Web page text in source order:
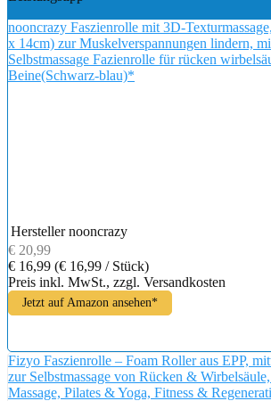
nooncrazy Faszienrolle mit 3D-
x 14cm) zur Muskelverspannungen lindern,
Selbstmassage Fazienrolle für rücken
Beine(Schwarz-blau)*
Hersteller nooncrazy
€ 20,99
€ 16,99 (€ 16,99 / Stück)
Preis inkl. MwSt., zzgl. Versandkosten
Jetzt auf Amazon ansehen*
Fizyo Faszienrolle – Foam Roller aus EPP,
zur Selbstmassage von Rücken &
Massage, Pilates & Yoga, Fitness &